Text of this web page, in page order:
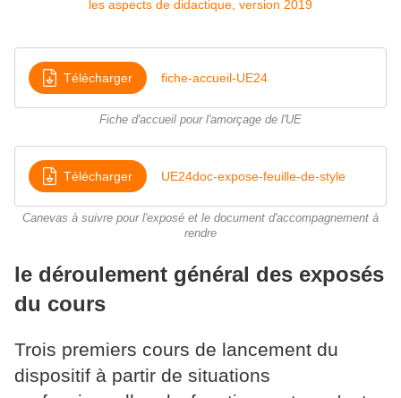
Télécharger fiche-accueil-UE24
Fiche d'accueil pour l'amorçage de l'UE
Télécharger UE24doc-expose-feuille-de-style
Canevas à suivre pour l'exposé et le document d'accompagnement à
rendre
le déroulement général des exposés
du cours
Trois premiers cours de lancement du
dispositif à partir de situations